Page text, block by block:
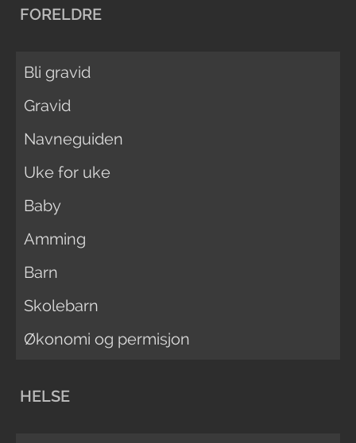
FORELDRE
Bli gravid
Gravid
Navneguiden
Uke for uke
Baby
Amming
Barn
Skolebarn
Økonomi og permisjon
HELSE